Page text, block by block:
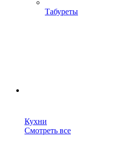
Табуреты
Кухни
Смотреть все